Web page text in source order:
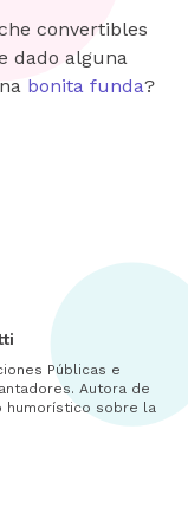
convertibles
dado alguna
bonita funda?
Públicas e
Autora de
humorístico sobre la